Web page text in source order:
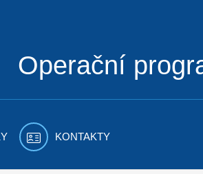
Operační
KONTAKTY